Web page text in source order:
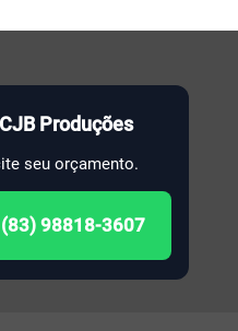
Produções
seu orçamento.
(83) 98818-3607